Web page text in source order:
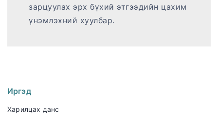
зарцуулах эрх бүхий этгээдийн цахим
үнэмлэхний хуулбар.
Иргэд
Харилцах данс